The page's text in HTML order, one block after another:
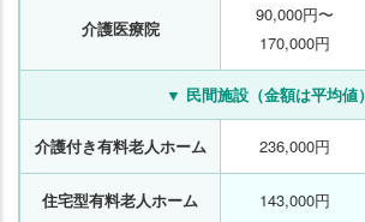
介護医療院
90,000円〜
170,000円
▼ 民間施設（金額は平均値）
介護付き有料老人ホーム 236,000円
住宅型有料老人ホーム 143,000円